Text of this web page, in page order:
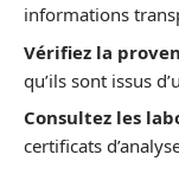
informations
Vérifiez la
qu’ils sont issus
Consultez les
certificats